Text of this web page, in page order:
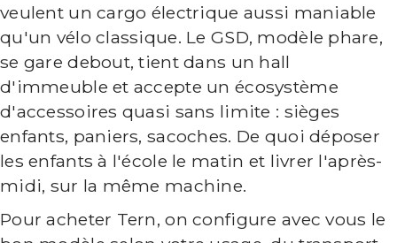
veulent un cargo électrique aussi maniable
qu'un vélo classique. Le GSD, modèle phare,
se gare debout, tient dans un hall
d'immeuble et accepte un écosystème
d'accessoires quasi sans limite : sièges
enfants, paniers, sacoches. De quoi déposer
les enfants à l'école le matin et livrer l'après-
midi, sur la même machine.
Pour acheter Tern, on configure avec vous le